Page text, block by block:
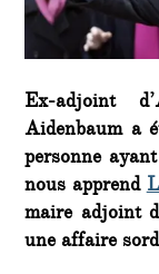
Ex-adjoint
Aidenbaum a
personne
nous apprend
maire adjoint
une affaire